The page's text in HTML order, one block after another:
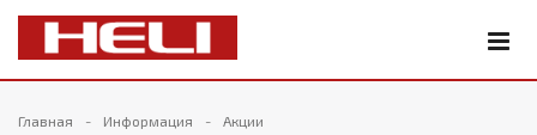
Главная Информация Акции